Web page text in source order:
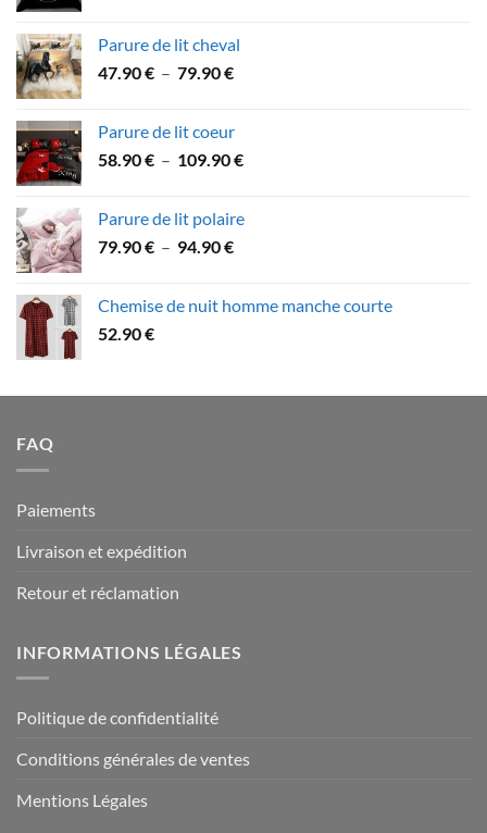
49.90 €
à
Parure de lit cheval
47.90€ – 79.90€Plage
à
Parure de lit coeur
58.90€ – 109.90€Plage
58.90 €
Parure de lit polaire
79.90€ – 94.90€Plage
79.90 €
Chemise de nuit homme manche courte
52.90€
FAQ
Paiements
Livraison et expédition
Retour et réclamation
INFORMATIONS LÉGALES
Politique de confidentialité
Conditions générales de ventes
Mentions Légales